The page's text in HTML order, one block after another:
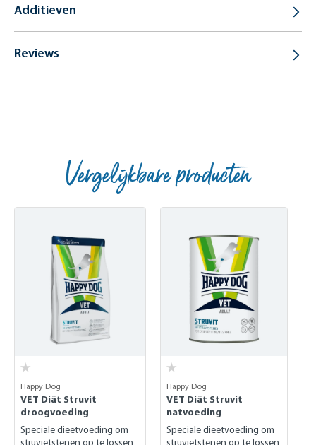
Additieven
Reviews
Vergelijkbare producten
Happy Dog
VET Diät Struvit
droogvoeding
Speciale dieetvoeding om
struvietstenen op te lossen
Happy Dog
VET Diät Struvit
natvoeding
Speciale dieetvoeding om
struvietstenen op te lossen